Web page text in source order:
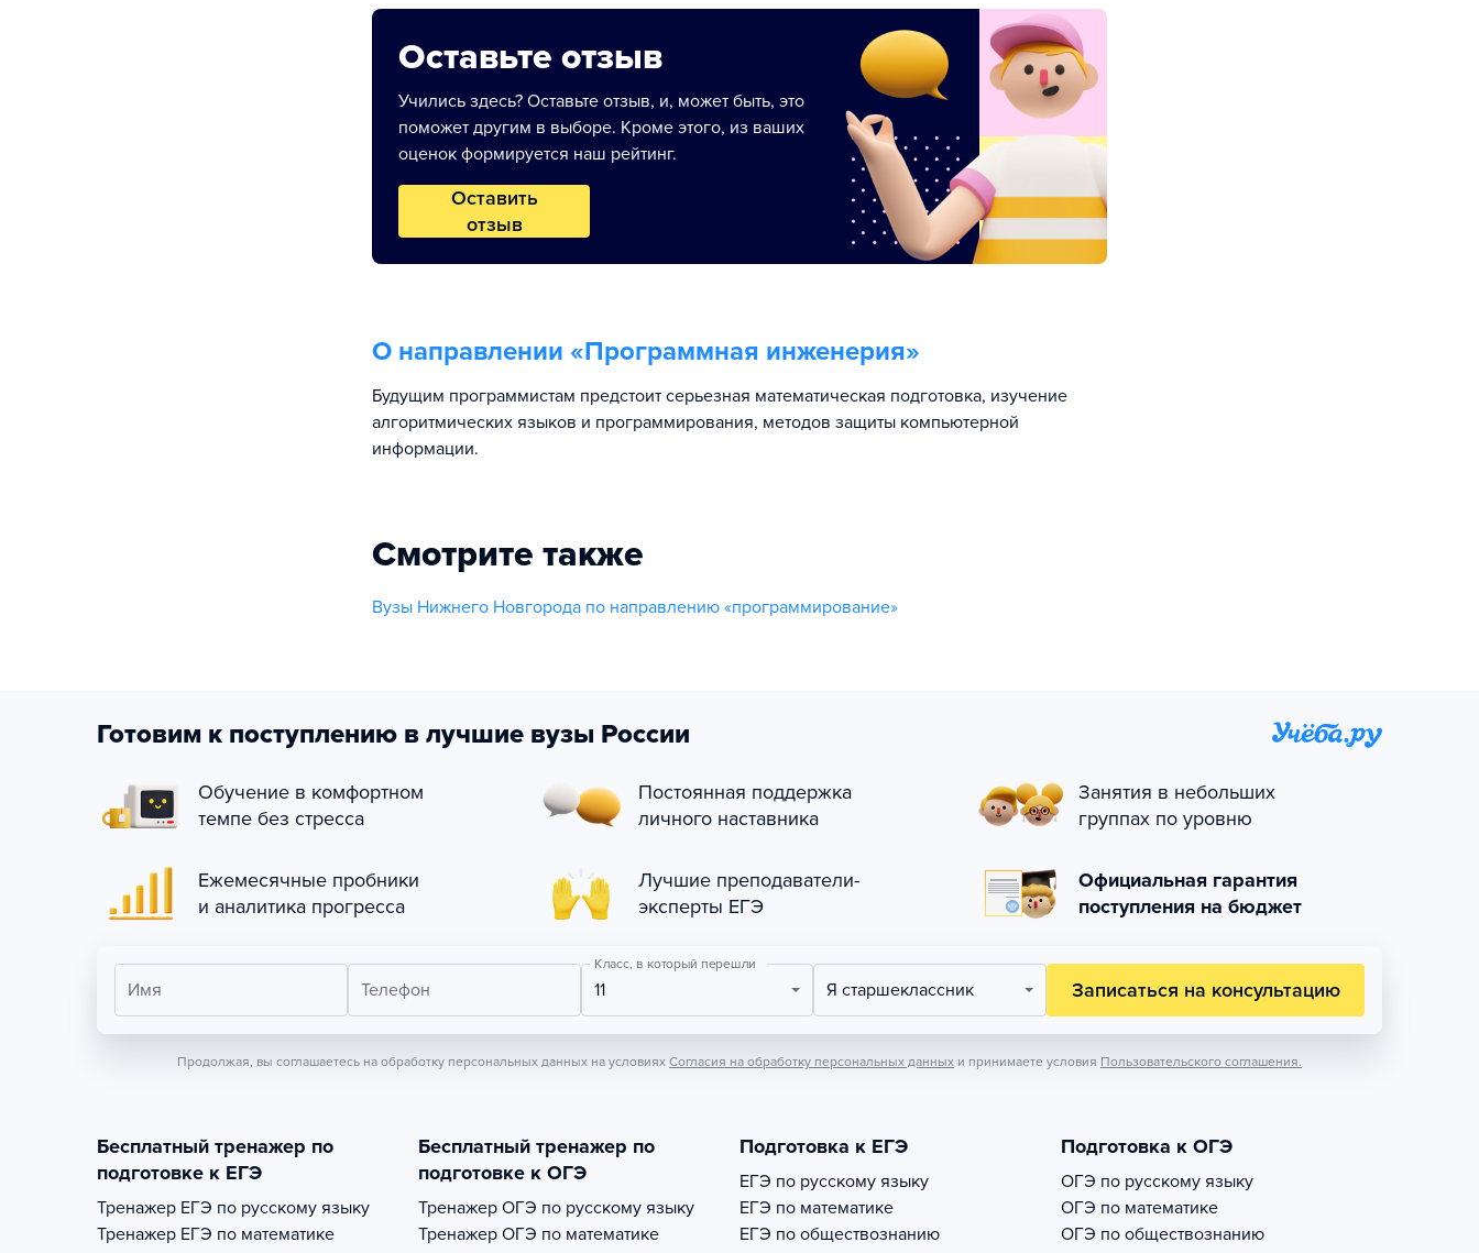
Оставьте отзыв
Учились здесь? Оставьте отзыв, и, может быть, это
поможет другим в выборе. Кроме этого, из ваших
оценок формируется наш рейтинг.
Оставить
отзыв
О направлении «Программная инженерия»
Будущим программистам предстоит серьезная математическая подготовка, изучение
алгоритмических языков и программирования, методов защиты компьютерной
информации.
Смотрите также
Вузы Нижнего Новгорода по направлению «программирование»
Готовим к поступлению в лучшие вузы России
Обучение в комфортном
темпе без стресса
Постоянная поддержка
личного наставника
Занятия в небольших
группах по уровню
Ежемесячные пробники
и аналитика прогресса
Лучшие преподаватели-
эксперты ЕГЭ
Официальная гарантия
поступления на бюджет
Имя Телефон
Класс, в который перешли
11 Я старшеклассник Записаться на консультацию
Продолжая, вы соглашаетесь на обработку персональных данных на условиях Согласия на обработку персональных данных и принимаете условия Пользовательского соглашения.
Бесплатный тренажер по
подготовке к ЕГЭ
Тренажер ЕГЭ по русскому языку
Тренажер ЕГЭ по математике
Бесплатный тренажер по
подготовке к ОГЭ
Тренажер ОГЭ по русскому языку
Тренажер ОГЭ по математике
Подготовка к ЕГЭ
ЕГЭ по русскому языку
ЕГЭ по математике
ЕГЭ по обществознанию
Подготовка к ОГЭ
ОГЭ по русскому языку
ОГЭ по математике
ОГЭ по обществознанию